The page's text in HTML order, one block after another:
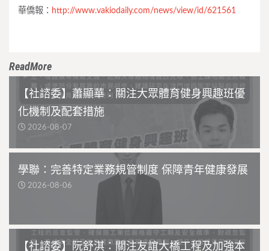
華僑報： http://www.vakiodaily.com/news/view/id/621561
ReadMore
【社諮委】蕭顯華：關注大眾體育健身興趣班優
化機制及配套措施
2026-08-07
學聯：完善特定業務規管制度 保障青年健康發展
2026-08-06
【社諮委】阮舒淇：關注友誼大橋工程及加強本